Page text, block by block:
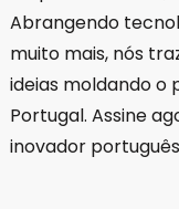
Abrangendo
muito mais, nós
ideias moldando o
Portugal. Assine
inovador